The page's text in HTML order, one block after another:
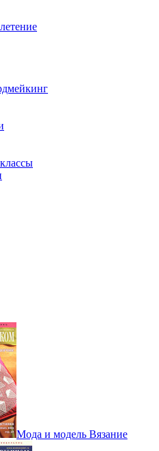
Мода и модель Вязание